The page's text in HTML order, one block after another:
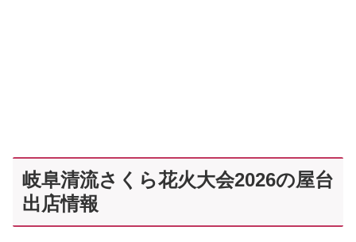
岐阜清流さくら花火大会2026の屋台
出店情報